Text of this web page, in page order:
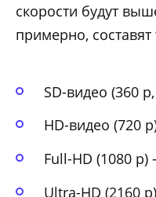
скорости будут
примерно,
SD-видео (360
HD-видео (720
Full-HD (1080 p)
Ultra-HD (2160